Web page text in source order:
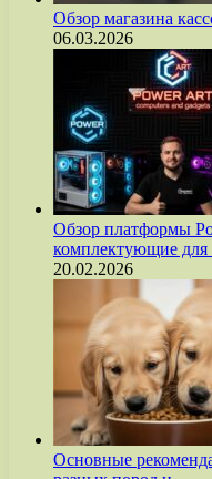
Обзор магазина
06.03.2026
Обзор платформы
комплектующие
20.02.2026
Основные